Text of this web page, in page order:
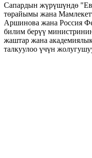
Сапардын жүрүшүндө
төрайымы жана
Аршинова жана Россия
билим берүү
жаштар жана
талкуулоо үчүн